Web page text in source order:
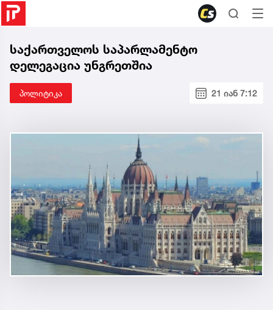
საქართველოს საპარლამენტო
დელეგაცია უნგრეთშია
პოლიტიკა 21 იან 7:12